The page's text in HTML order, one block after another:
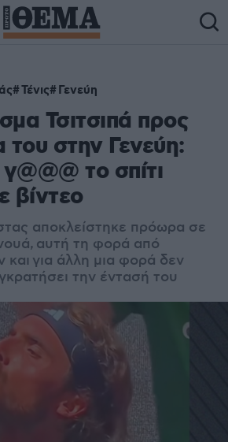
Τένις Γενεύη
Τσιτσιπά προς
του στην Γενεύη:
το σπίτι
βίντεο
αποκλείστηκε πρόωρα σε
αυτή τη φορά από
και για άλλη μια φορά δεν
την έντασή του